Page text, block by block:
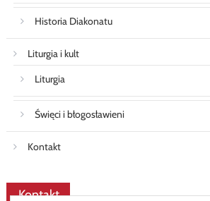
Historia Diakonatu
Liturgia i kult
Liturgia
Święci i błogosławieni
Kontakt
Kontakt